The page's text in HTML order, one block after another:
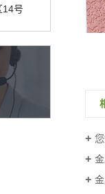
14号
S03